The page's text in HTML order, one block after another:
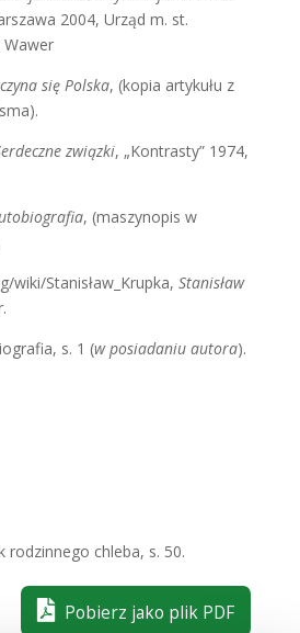
2004, Urząd m. st.
Wawer
się Polska, (kopia artykułu z
związki, „Kontrasty” 1974,
, (maszynopis w
wiki/Stanisław_Krupka, Stanisław
s. 1 (w posiadaniu autora).
rodzinnego chleba, s. 50.
Pobierz jako plik PDF